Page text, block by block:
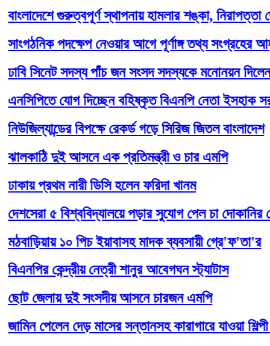
গুরুত্বপূর্ণ স্থাপনায় হামলার শঙ্কা, নিরাপত্তা
পদক্ষেপ নেওয়ার আগে পূর্ণাঙ্গ তথ্য সংগ্রহের
সিনেট সদস্য পাঁচ জন সংসদ সদস্যকে মনোনয়ন দিলেন
যোগ দিচ্ছেন বহিষ্কৃত বিএনপি নেতা ইসহাক সরকার
বিপক্ষে রেকর্ড গড়ে সিরিজ জিতল বাংলাদেশ
দুই আসনে এক প্রতিমন্ত্রী ও চার এমপি
প্রথম নারী ডিসি হলেন ফরিদা খানম
৫ বিশ্ববিদ্যালয়ে পড়ার সুযোগ পেল চা দোকানির মেয়ে
১০ পিচ ইয়াবাসহ মাদক ব্যবসায়ী গ্রে'ফ'তা'র
কেন্দ্রীয় নেত্রী শানুর আবেগঘন স্ট্যাটাস
দুই সংসদীয় আসনে চারজন এমপি
পেলেন দেড় মাসের সন্তানসহ কারাগারে যাওয়া শিল্পী বেগম